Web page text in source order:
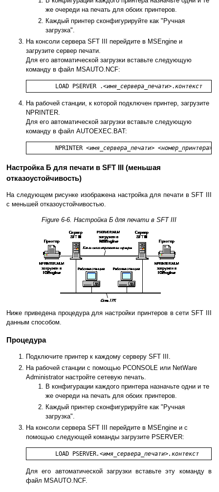
же очереди на печать для обоих принтеров.
Каждый принтер сконфигурируйте как "Ручная
загрузка".
На консоли сервера SFT III перейдите в MSEngine и
загрузите сервер печати.
Для его автоматической загрузки вставьте следующую
команду в файл MSAUTO.NCF:
	LOAD PSERVER .<
имя_сервера_печати>.контекст
На рабочей станции, к которой подключен принтер, загрузите
NPRINTER.
Для его автоматической загрузки вставьте следующую
команду в файл AUTOEXEC.BAT:
	NPRINTER <
имя_сервера_печати> <номер_принтера>
Настройка Б для печати в SFT III (меньшая
отказоустойчивость)
На следующем рисунке изображена настройка для печати в SFT III
с меньшей отказоустойчивостью.
Figure 6-6. Настройка Б для печати в SFT III
Ниже приведена процедура для настройки принтеров в сети SFT III
данным способом.
Процедура
Подключите принтер к каждому серверу SFT III.
На рабочей станции с помощью PCONSOLE или NetWare
Administrator настройте сетевую печать.
В конфигурации каждого принтера назначьте одни и те
же очереди на печать для обоих принтеров.
Каждый принтер сконфигурируйте как "Ручная
загрузка".
На консоли сервера SFT III перейдите в MSEngine и с
помощью следующей команды загрузите PSERVER:
	LOAD PSERVER
. <имя_сервера_печати>.контекст
Для его автоматической загрузки вставьте эту команду в
файл MSAUTO.NCF.